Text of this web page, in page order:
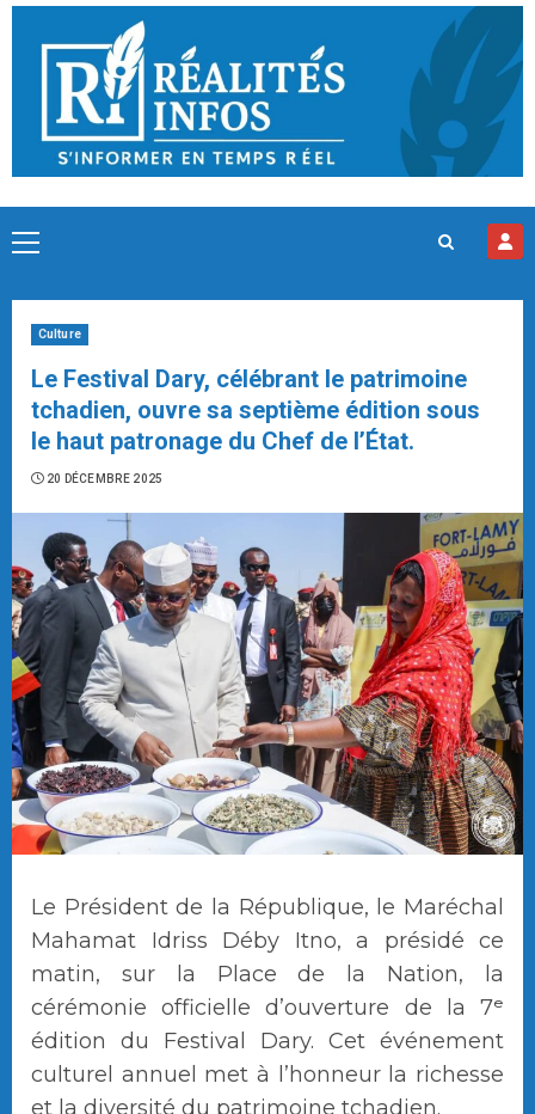
Skip
content
Primary
Culture
Le Festival Dary, célébrant le patrimoine
tchadien, ouvre sa septième édition sous
le haut patronage du Chef de l’État.
20 DÉCEMBRE 2025
Le Président de la République, le Maréchal
Mahamat Idriss Déby Itno, a présidé ce
matin, sur la Place de la Nation, la
cérémonie officielle d’ouverture de la 7ᵉ
édition du Festival Dary. Cet événement
culturel annuel met à l’honneur la richesse
et la diversité du patrimoine tchadien.